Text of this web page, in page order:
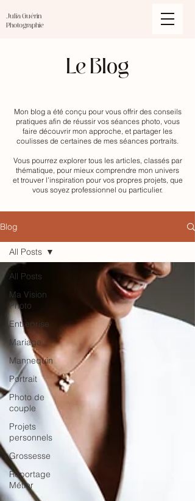
Julia Guérin
Photographie
Le Blog
Mon blog a été conçu pour vous offrir des conseils
pratiques afin de réussir vos séances photo, vous
faire découvrir mon approche, et partager les
coulisses de certaines de mes séances portraits.
Vous pourrez explorer tous les articles, classés par
thématique, pour mieux comprendre mon univers
et trouver l’inspiration pour vos propres projets, que
vous soyez professionnel ou particulier.
Blog
All Posts
Ma Vision
Photo
Entreprise
Mariage
Mannequin
Portrait
Photo de
couple
Projets
personnels
Grossesse
Reportage
Métier
All Posts